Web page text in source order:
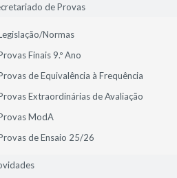
de Provas
Normas
Finais 9.º Ano
de Equivalência à Frequência
Extraordinárias de Avaliação
ModA
de Ensaio 25/26